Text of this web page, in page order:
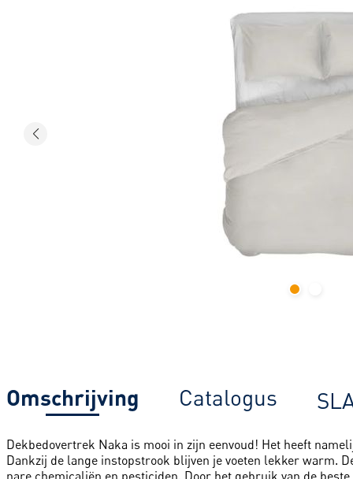
Omschrijving Catalogus
Dekbedovertrek Naka is mooi in zijn eenvoud! Het heeft
Dankzij de lange instopstrook blijven je voeten lekker warm.